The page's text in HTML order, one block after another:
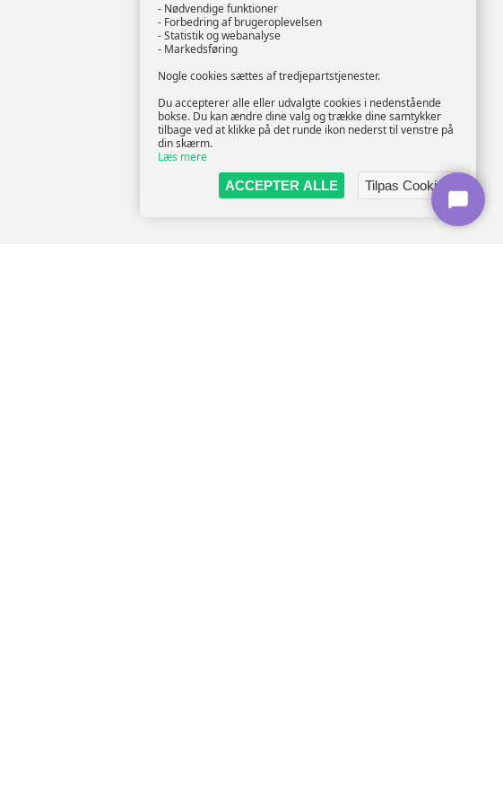
- Nødvendige funktioner
- Forbedring af brugeroplevelsen
- Statistik og webanalyse
- Markedsføring
Nogle cookies sættes af tredjepartstjenester.
Du accepterer alle eller udvalgte cookies i nedenstående
bokse. Du kan ændre dine valg og trække dine samtykker
tilbage ved at klikke på det runde ikon nederst til venstre på
din skærm.
Læs mere
ACCEPTER ALLE
Tilpas Cookies